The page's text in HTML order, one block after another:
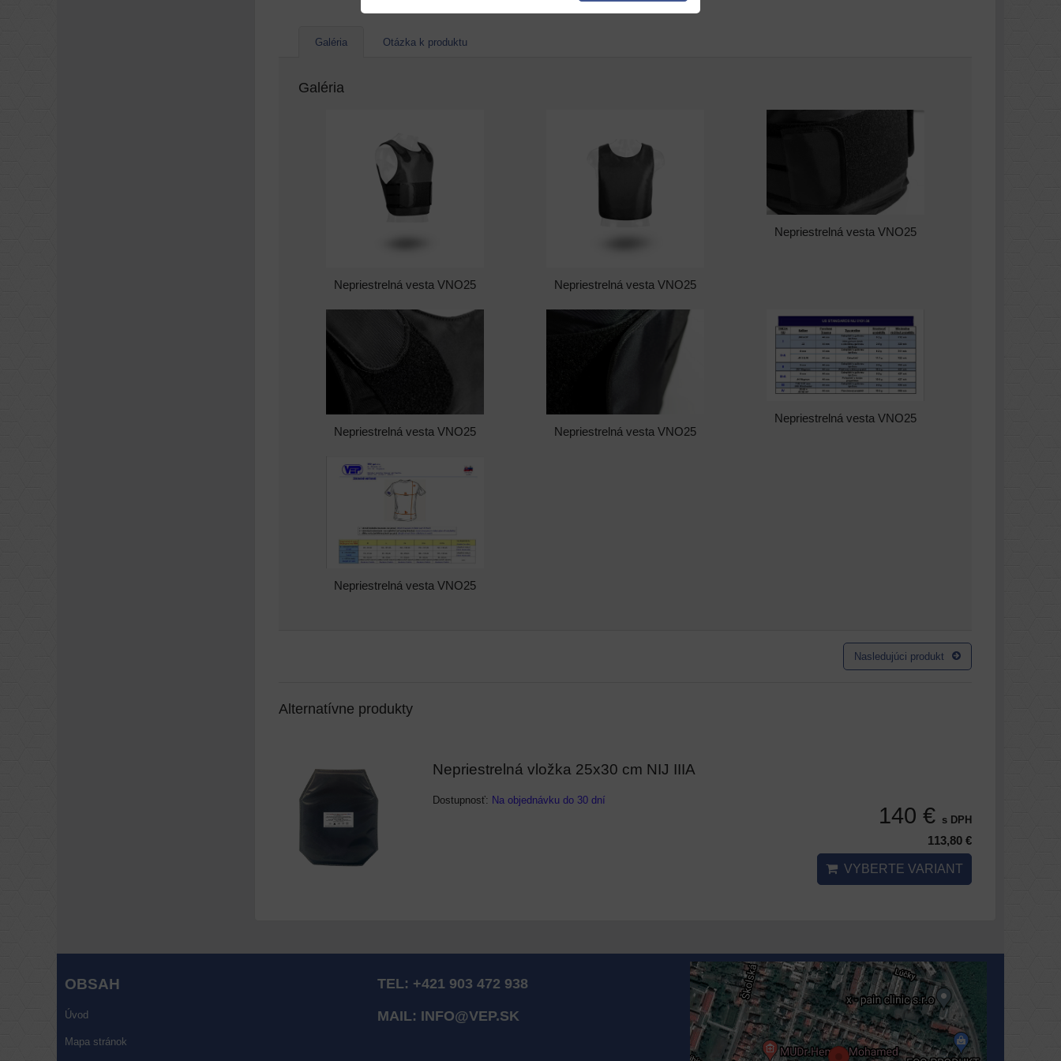
Galéria Otázka k produktu
Galéria
Nepriestrelná vesta VNO25 Nepriestrelná vesta VNO25
Nepriestrelná vesta VNO25
Nepriestrelná vesta VNO25 Nepriestrelná vesta VNO25
Nepriestrelná vesta VNO25
Nepriestrelná vesta VNO25
Nasledujúci produkt
Alternatívne produkty
Nepriestrelná vložka 25x30 cm NIJ IIIA
Dostupnosť: Na objednávku do 30 dní
140 € s DPH
113,80 €
VYBERTE VARIANT
OBSAH
Úvod
Mapa stránok
TEL: +421 903 472 938
MAIL: INFO@VEP.SK
Externý obsah je blokovaný Voľbami
súkromia